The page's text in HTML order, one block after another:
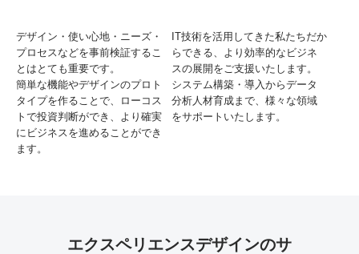
デザイン・使い心地・ニーズ・
プロセスなどを事前検証するこ
とはとても重要です。
簡単な機能やデザインのプロト
タイプを作ることで、ローコス
トで投資判断ができ、より確実
にビジネスを進めることができ
ます。
IT技術を活用してきた私たちだか
らできる、より効率的なビジネ
スの展開をご支援いたします。
システム構築・導入からデータ
分析人材育成まで、様々な領域
をサポートいたします。
エクスペリエンスデザインのサ